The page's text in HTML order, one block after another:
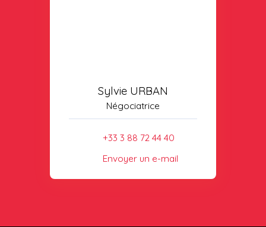
Sylvie URBAN
Négociatrice
+33 3 88 72 44 40
Envoyer un e-mail